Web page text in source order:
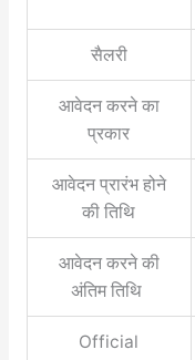
सैलरी
आवेदन करने का
प्रकार
आवेदन प्रारंभ होने
की तिथि
आवेदन करने की
अंतिम तिथि
Official